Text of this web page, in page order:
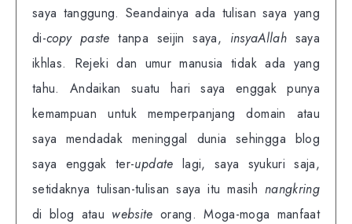
saya tanggung. Seandainya ada tulisan saya yang
di-copy paste tanpa seijin saya, insyaAllah saya
ikhlas. Rejeki dan umur manusia tidak ada yang
tahu. Andaikan suatu hari saya enggak punya
kemampuan untuk memperpanjang domain atau
saya mendadak meninggal dunia sehingga blog
saya enggak ter-update lagi, saya syukuri saja,
setidaknya tulisan-tulisan saya itu masih nangkring
di blog atau website orang. Moga-moga manfaat